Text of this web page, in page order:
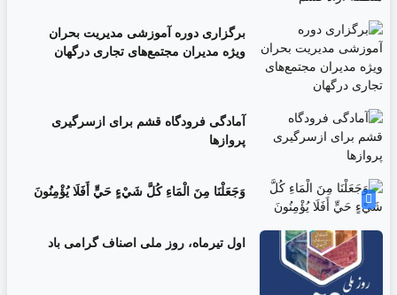
برگزاری دوره آموزشی مدیریت بحران
ویژه مدیران مجتمع‌های تجاری درگهان
آمادگی فرودگاه قشم برای ازسرگیری
پروازها
وَجَعَلْنَا مِنَ الْمَاءِ كُلَّ شَيْءٍ حَيٍّ أَفَلَا يُؤْمِنُونَ
اول تیرماه، روز ملی اصناف گرامی باد